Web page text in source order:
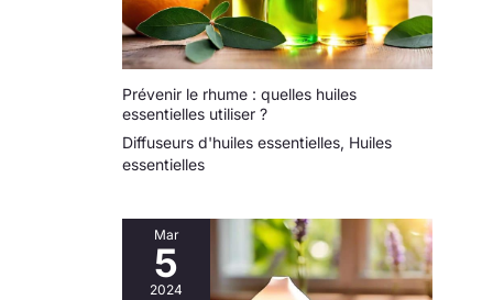
Prévenir le rhume : quelles huiles
essentielles utiliser ?
Diffuseurs d'huiles essentielles, Huiles
essentielles
Mar
5
2024